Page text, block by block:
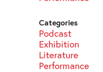
Categories
Podcast
Exhibition
Literature
Performance